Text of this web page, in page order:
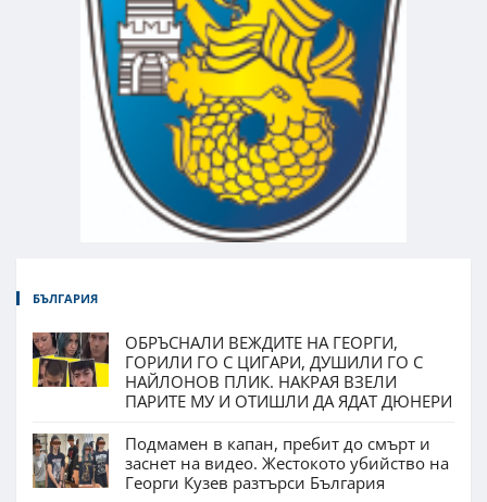
БЪЛГАРИЯ
ОБРЪСНАЛИ ВЕЖДИТЕ НА ГЕОРГИ,
ГОРИЛИ ГО С ЦИГАРИ, ДУШИЛИ ГО С
НАЙЛОНОВ ПЛИК. НАКРАЯ ВЗЕЛИ
ПАРИТЕ МУ И ОТИШЛИ ДА ЯДАТ ДЮНЕРИ
Подмамен в капан, пребит до смърт и
заснет на видео. Жестокото убийство на
Георги Кузев разтърси България